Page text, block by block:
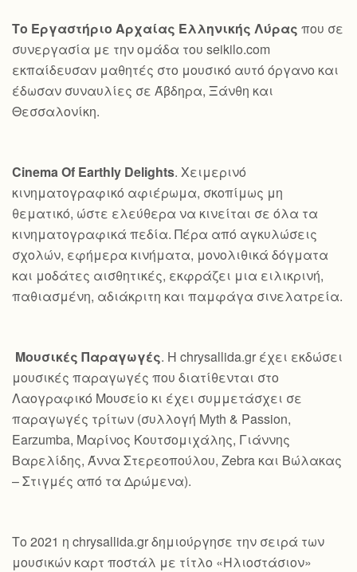
Το Εργαστήριο Αρχαίας Ελληνικής Λύρας που σε
συνεργασία με την ομάδα του seikilo.com
εκπαίδευσαν μαθητές στο μουσικό αυτό όργανο και
έδωσαν συναυλίες σε Άβδηρα, Ξάνθη και
Θεσσαλονίκη.
Cinema Of Earthly Delights. Χειμερινό
κινηματογραφικό αφιέρωμα, σκοπίμως μη
θεματικό, ώστε ελεύθερα να κινείται σε όλα τα
κινηματογραφικά πεδία. Πέρα από αγκυλώσεις
σχολών, εφήμερα κινήματα, μονολιθικά δόγματα
και μοδάτες αισθητικές, εκφράζει μια ειλικρινή,
παθιασμένη, αδιάκριτη και παμφάγα σινελατρεία.
Μουσικές Παραγωγές. Η chrysallida.gr έχει εκδώσει
μουσικές παραγωγές που διατίθενται στο
Λαογραφικό Μουσείο κι έχει συμμετάσχει σε
παραγωγές τρίτων (συλλογή Myth & Passion,
Earzumba, Μαρίνος Κουτσομιχάλης, Γιάννης
Βαρελίδης, Άννα Στερεοπούλου, Zebra και Βώλακας
– Στιγμές από τα Δρώμενα).
Το 2021 η chrysallida.gr δημιούργησε την σειρά των
μουσικών καρτ ποστάλ με τίτλο «Ηλιοστάσιον»